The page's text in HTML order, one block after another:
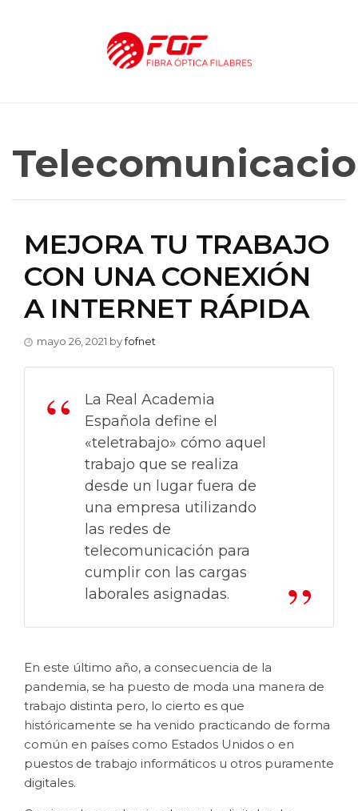
MEJORA TU TRABAJO
CON UNA CONEXIÓN
A INTERNET RÁPIDA
mayo 26, 2021 byfofnet
La Real Academia
Española define el
«teletrabajo» cómo aquel
trabajo que se realiza
desde un lugar fuera de
una empresa utilizando
las redes de
telecomunicación para
cumplir con las cargas
laborales asignadas.
En este último año, a consecuencia de la
pandemia, se ha puesto de moda una manera de
trabajo distinta pero, lo cierto es que
históricamente se ha venido practicando de forma
común en países como Estados Unidos o en
puestos de trabajo informáticos u otros puramente
digitales.